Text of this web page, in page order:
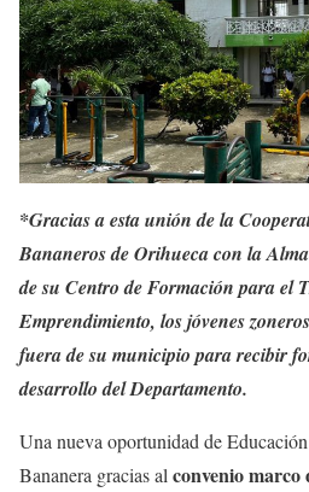
*Gracias a esta unión de la
Bananeros de Orihueca con la
de su Centro de Formación para el
Emprendimiento, los jóvenes
fuera de su municipio para recibir
desarrollo del Departamento.
Una nueva oportunidad de
Bananera gracias al convenio marco